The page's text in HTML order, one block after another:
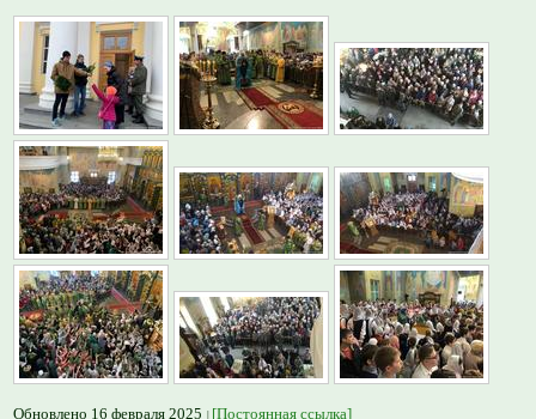
Обновлено 16 февраля 2025 [Постоянная ссылка]